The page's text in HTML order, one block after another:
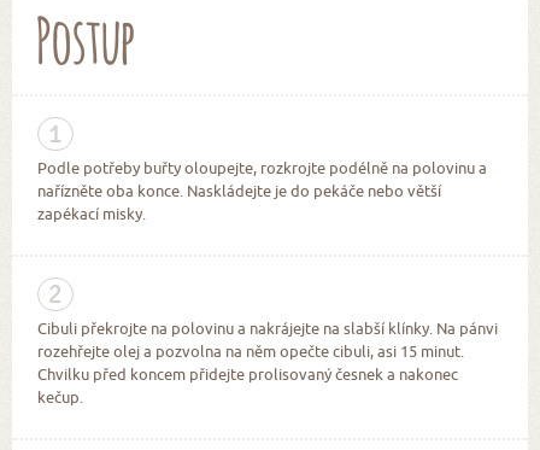
Postup
1
Podle potřeby buřty oloupejte, rozkrojte podélně na polovinu a
nařízněte oba konce. Naskládejte je do pekáče nebo větší
zapékací misky.
2
Cibuli překrojte na polovinu a nakrájejte na slabší klínky. Na pánvi
rozehřejte olej a pozvolna na něm opečte cibuli, asi 15 minut.
Chvilku před koncem přidejte prolisovaný česnek a nakonec
kečup.